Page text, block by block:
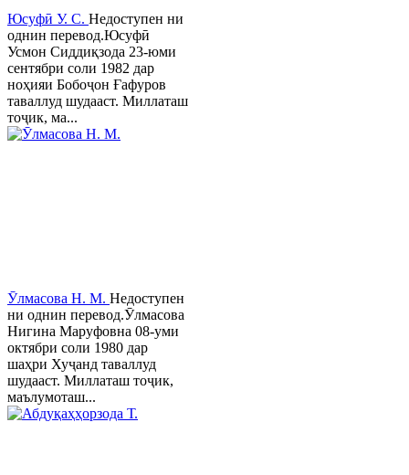
Юсуфӣ У. C. Недоступен ни
однин перевод.Юсуфӣ
Усмон Сиддиқзода 23-юми
сентябри соли 1982 дар
ноҳияи Бобоҷон Ғафуров
таваллуд шудааст. Миллаташ
тоҷик, ма...
Ӯлмасова Н. М. Недоступен
ни однин перевод.Ӯлмасова
Нигина Маруфовна 08-уми
октябри соли 1980 дар
шаҳри Хуҷанд таваллуд
шудааст. Миллаташ тоҷик,
маълумоташ...